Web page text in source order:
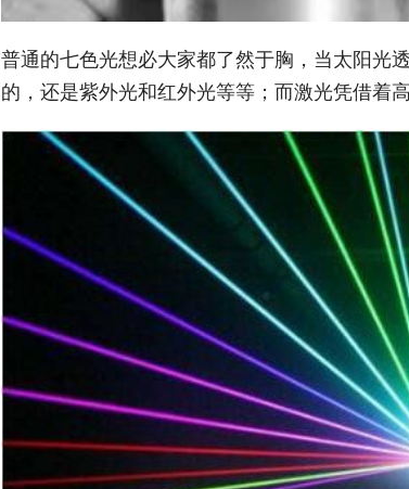
普通的七色光想必大家都了然于胸，当太阳光
的，还是紫外光和红外光等等；而激光凭借着